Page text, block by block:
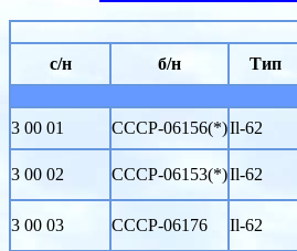
с/н
б/н Тип
3 00 01
СССР-06156(*)Il-62
3 00 02 CCCP-06153(*)Il-62
3 00 03 CCCP-06176 Il-62